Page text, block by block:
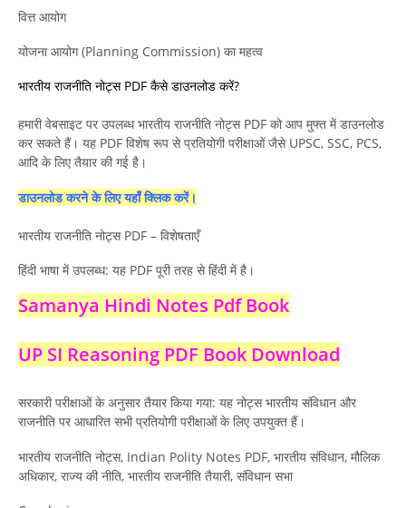
वित्त आयोग
योजना आयोग (Planning Commission) का महत्व
भारतीय राजनीति नोट्स PDF कैसे डाउनलोड करें?
हमारी वेबसाइट पर उपलब्ध भारतीय राजनीति नोट्स PDF को आप मुफ्त में डाउनलोड
कर सकते हैं। यह PDF विशेष रूप से प्रतियोगी परीक्षाओं जैसे UPSC, SSC, PCS,
आदि के लिए तैयार की गई है।
डाउनलोड करने के लिए यहाँ क्लिक करें।
भारतीय राजनीति नोट्स PDF – विशेषताएँ
हिंदी भाषा में उपलब्ध: यह PDF पूरी तरह से हिंदी में है।
Samanya Hindi Notes Pdf Book
UP SI Reasoning PDF Book Download
सरकारी परीक्षाओं के अनुसार तैयार किया गया: यह नोट्स भारतीय संविधान और
राजनीति पर आधारित सभी प्रतियोगी परीक्षाओं के लिए उपयुक्त हैं।
भारतीय राजनीति नोट्स, Indian Polity Notes PDF, भारतीय संविधान, मौलिक
अधिकार, राज्य की नीति, भारतीय राजनीति तैयारी, संविधान सभा